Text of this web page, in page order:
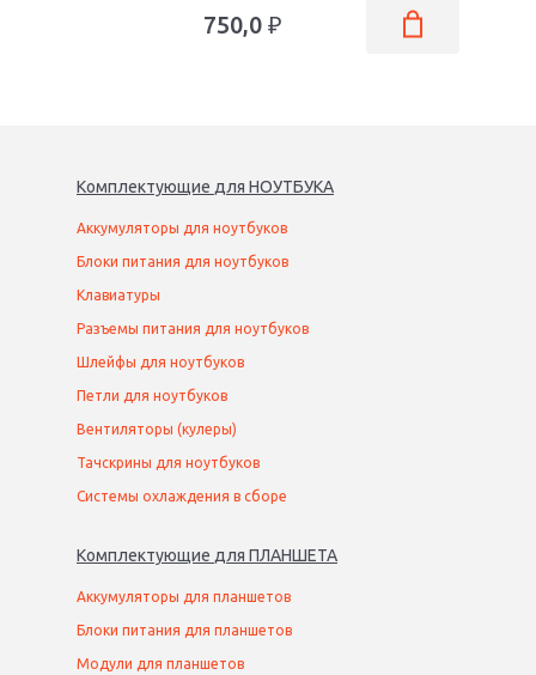
750,0 ₽
Комплектующие для НОУТБУКА
Аккумуляторы для ноутбуков
Блоки питания для ноутбуков
Клавиатуры
Разъемы питания для ноутбуков
Шлейфы для ноутбуков
Петли для ноутбуков
Вентиляторы (кулеры)
Тачскрины для ноутбуков
Системы охлаждения в сборе
Комплектующие для ПЛАНШЕТА
Аккумуляторы для планшетов
Блоки питания для планшетов
Модули для планшетов